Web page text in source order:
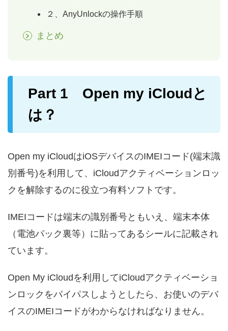
２、AnyUnlockの操作手順
まとめ
Part 1 Open my iCloudと
は？
Open my iCloudはiOSデバイスのIMEIコード(端末識
別番号)を利用して、iCloudアクティベーションロッ
クを解除するのに役立つ有料ソフトです。
IMEIコードは端末の識別番号ともいえ、端末本体
（電池パック裏等）に貼ってあるシールに記載され
ています。
Open My iCloudを利用してiCloudアクティベーショ
ンロックをバイパスしようとしたら、お使いのデバ
イスのIMEIコードがわからなければなりません。